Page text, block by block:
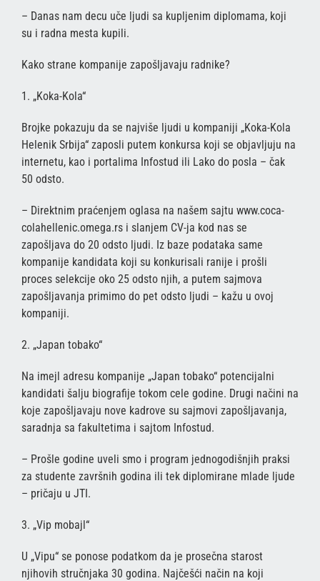
– Danas nam decu uče ljudi sa kupljenim diplomama, koji
su i radna mesta kupili.
Kako strane kompanije zapošljavaju radnike?
1. „Koka-Kola“
Brojke pokazuju da se najviše ljudi u kompaniji „Koka-Kola
Helenik Srbija“ zaposli putem konkursa koji se objavljuju na
internetu, kao i portalima Infostud ili Lako do posla – čak
50 odsto.
– Direktnim praćenjem oglasa na našem sajtu www.coca-
colahellenic.omega.rs i slanjem CV-ja kod nas se
zapošljava do 20 odsto ljudi. Iz baze podataka same
kompanije kandidata koji su konkurisali ranije i prošli
proces selekcije oko 25 odsto njih, a putem sajmova
zapošljavanja primimo do pet odsto ljudi – kažu u ovoj
kompaniji.
2. „Japan tobako“
Na imejl adresu kompanije „Japan tobako“ potencijalni
kandidati šalju biografije tokom cele godine. Drugi načini na
koje zapošljavaju nove kadrove su sajmovi zapošljavanja,
saradnja sa fakultetima i sajtom Infostud.
– Prošle godine uveli smo i program jednogodišnjih praksi
za studente završnih godina ili tek diplomirane mlade ljude
– pričaju u JTI.
3. „Vip mobajl“
U „Vipu“ se ponose podatkom da je prosečna starost
njihovih stručnjaka 30 godina. Najčešći način na koji